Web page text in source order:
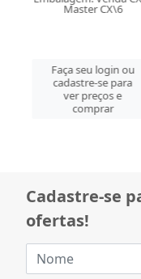
Master CX\6
Faça seu login ou
cadastre-se para
ver preços e
comprar
Cadastre-se
ofertas!